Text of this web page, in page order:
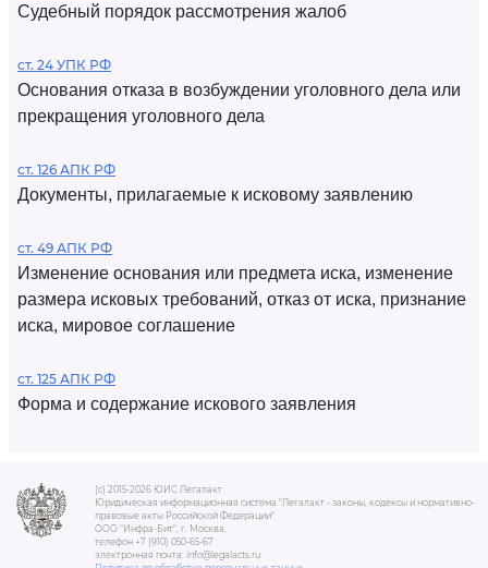
Судебный порядок рассмотрения жалоб
ст. 24 УПК РФ
Основания отказа в возбуждении уголовного дела или
прекращения уголовного дела
ст. 126 АПК РФ
Документы, прилагаемые к исковому заявлению
ст. 49 АПК РФ
Изменение основания или предмета иска, изменение
размера исковых требований, отказ от иска, признание
иска, мировое соглашение
ст. 125 АПК РФ
Форма и содержание искового заявления
(c) 2015-2026 ЮИС Легалакт
Юридическая информационная система "Легалакт - законы, кодексы и нормативно-
правовые акты Российской Федерации"
ООО "Инфра-Бит", г. Москва.
телефон +7 (910) 050-65-67
электронная почта: info@legalacts.ru